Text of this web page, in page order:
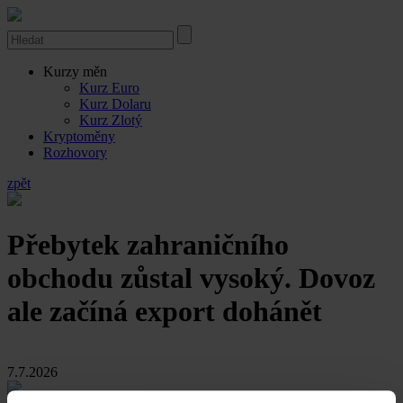
Kurzy měn
Kurz Euro
Kurz Dolaru
Kurz Zlotý
Kryptoměny
Rozhovory
zpět
Přebytek zahraničního
obchodu zůstal vysoký. Dovoz
ale začíná export dohánět
7.7.2026